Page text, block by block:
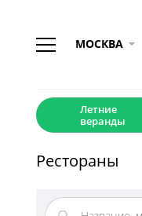
МОСКВА
Летние
веранды
Рестораны